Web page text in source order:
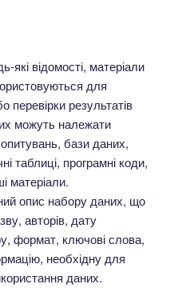
які відомості, матеріали
для
перевірки результатів
можуть належати
бази даних,
таблиці, програмні коди,
матеріали.
опис набору даних, що
авторів, дату
формат, ключові слова,
необхідну для
даних.